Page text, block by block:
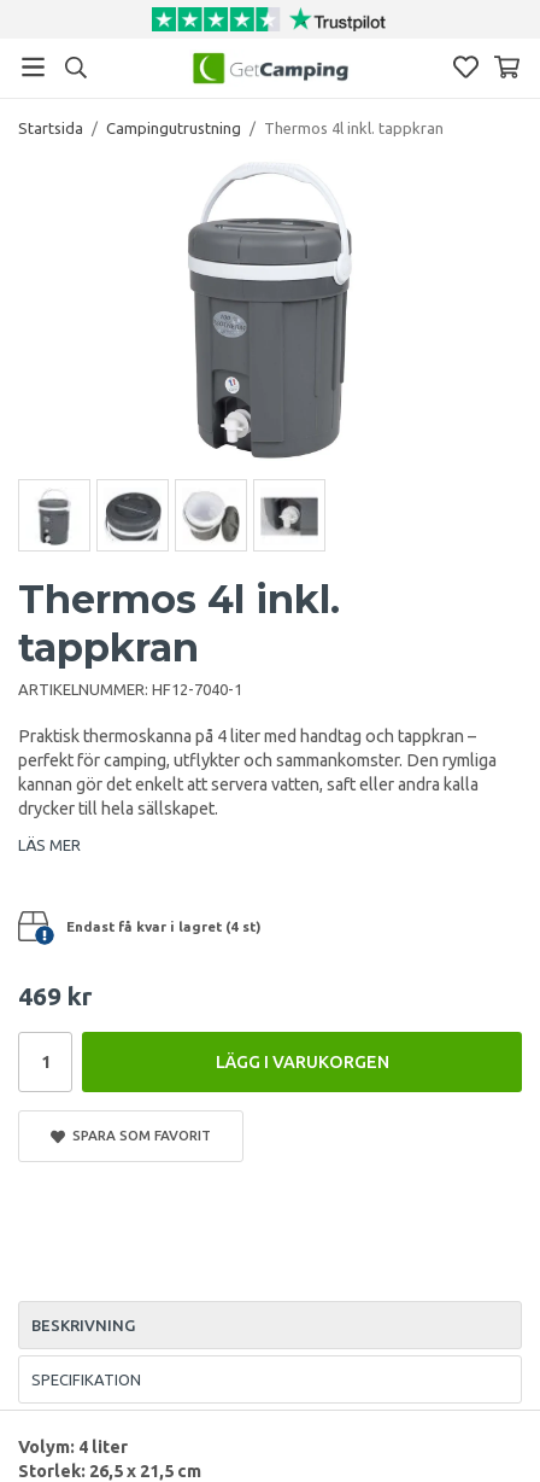
Startsida / Campingutrustning / Thermos 4l inkl. tappkran
Thermos 4l inkl.
tappkran
ARTIKELNUMMER: HF12-7040-1
Praktisk thermoskanna på 4 liter med handtag och tappkran –
perfekt för camping, utflykter och sammankomster. Den rymliga
kannan gör det enkelt att servera vatten, saft eller andra kalla
drycker till hela sällskapet.
LÄS MER
Endast få kvar i lagret (4 st)
469 kr
LÄGG I VARUKORGEN
SPARA SOM FAVORIT
BESKRIVNING
SPECIFIKATION
Volym: 4 liter
Storlek: 26,5 x 21,5 cm